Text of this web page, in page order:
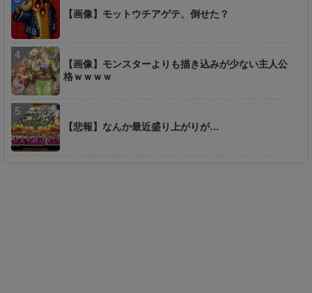
【画像】モットウチアゲテ、倒せた？
【画像】モンスターよりも描き込みが少ない主人公
格ｗｗｗｗ
【悲報】なんか最近盛り上がりが…